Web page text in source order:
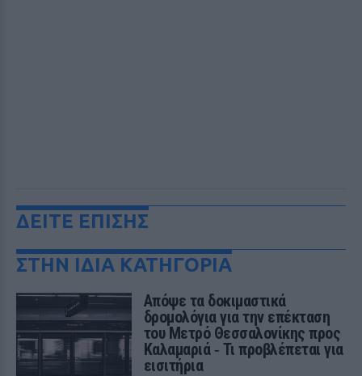
ΔΕΙΤΕ ΕΠΙΣΗΣ
ΣΤΗΝ ΙΔΙΑ ΚΑΤΗΓΟΡΙΑ
Απόψε τα δοκιμαστικά
δρομολόγια για την επέκταση
του Μετρό Θεσσαλονίκης προς
Καλαμαριά ‑ Τι προβλέπεται για
εισιτήρια